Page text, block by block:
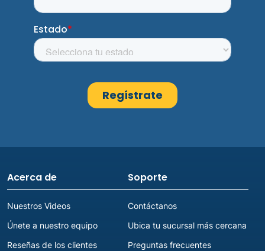
Acerca de
Nuestros Videos
Únete a nuestro equipo
Reseñas de los clientes
Soporte
Contáctanos
Ubica tu sucursal más cercana
Preguntas frecuentes